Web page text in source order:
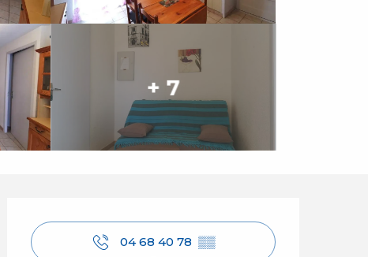
+ 7
Öffnungszeiten &
04 68 40 78 ▒▒